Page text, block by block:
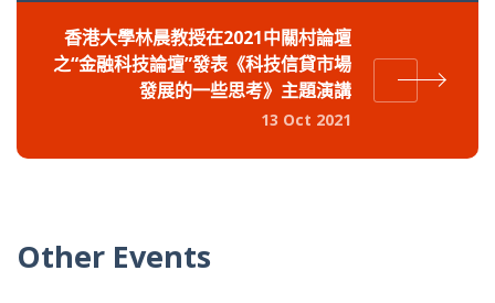
香港大學林晨教授在2021中關村論壇
之“金融科技論壇”發表《科技信貸市場
發展的一些思考》主題演講
13 Oct 2021
Other Events